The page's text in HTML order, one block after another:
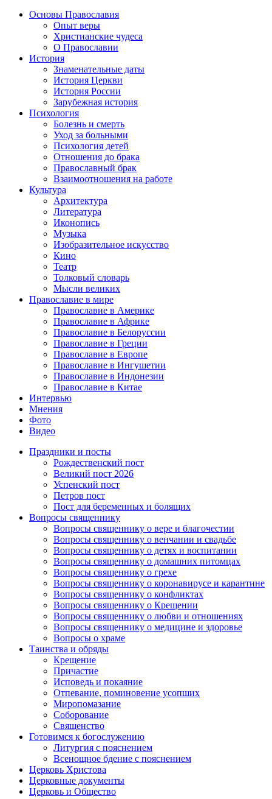
Основы Православия
Опыт веры
Христианские чудеса
О Православии
История
Знаменательные даты
История Церкви
История России
Зарубежная история
Психология
Болезнь и смерть
Уход за больными
Психология детей
Отношения до брака
Православный брак
Взаимоотношения на работе
Культура
Архитектура
Литература
Иконопись
Музыка
Изобразительное искусство
Кино
Театр
Толковый словарь
Мысли великих
Православие в мире
Православие в Америке
Православие в Африке
Православие в Белоруссии
Православие в Греции
Православие в Европе
Православие в Ингушетии
Православие в Индонезии
Православие в Китае
Интервью
Мнения
Фото
Видео
Праздники и посты
Рождественский пост
Великий пост 2026
Успенский пост
Петров пост
Пост для беременных и болящих
Вопросы священнику
Вопросы священнику о вере и благочестии
Вопросы священнику о венчании и свадьбе
Вопросы священнику о детях и воспитании
Вопросы священнику о домашних питомцах
Вопросы священнику о грехе
Вопросы священнику о коронавирусе и карантине
Вопросы священнику о конфликтах
Вопросы священнику о Крещении
Вопросы священнику о любви и отношениях
Вопросы священнику о медицине и здоровье
Вопросы о храме
Таинства и обряды
Крещение
Причастие
Исповедь и покаяние
Отпевание, поминовение усопших
Миропомазание
Соборование
Священство
Готовимся к богослужению
Литургия с пояснением
Всенощное бдение с пояснением
Церковь Христова
Церковные документы
Церковь и Общество